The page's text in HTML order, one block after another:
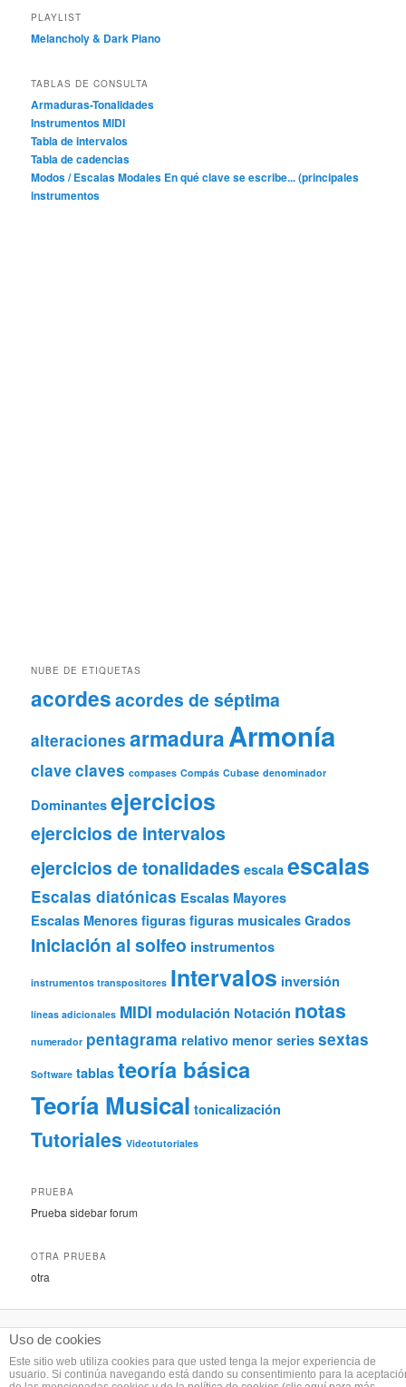
PLAYLIST
Melancholy & Dark Piano
TABLAS DE CONSULTA
Armaduras-Tonalidades
Instrumentos MIDI
Tabla de intervalos
Tabla de cadencias
Modos / Escalas Modales En qué clave se escribe... (principales
instrumentos
NUBE DE ETIQUETAS
acordesacordes de séptima
alteraciones armaduraArmonía
clave claves compases Compás Cubase denominador
Dominantes ejercicios
ejercicios de intervalos
ejercicios de tonalidades escala escalas
Escalas diatónicas Escalas Mayores
Escalas Menores figuras figuras musicales Grados
Iniciación al solfeo instrumentos
instrumentos transpositores Intervalos inversión
líneas adicionales MIDI modulación Notación notas
numerador pentagrama relativo menor series sextas
Software tablas teoría básica
Teoría Musical tonicalización
Tutoriales Videotutoriales
PRUEBA
Prueba sidebar forum
OTRA PRUEBA
otra
Licencia Creative Commons Atribución-CompartirIgual 3.0 Unported. Créditos:
Uso de cookies
Este sitio web utiliza cookies para que usted tenga la mejor experiencia de
usuario. Si continúa navegando está dando su consentimiento para la